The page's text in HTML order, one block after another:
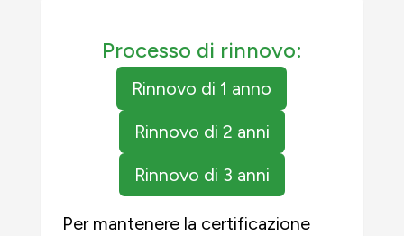
Processo di rinnovo:
Rinnovo di 1 anno
Rinnovo di 2 anni
Rinnovo di 3 anni
Per mantenere la certificazione